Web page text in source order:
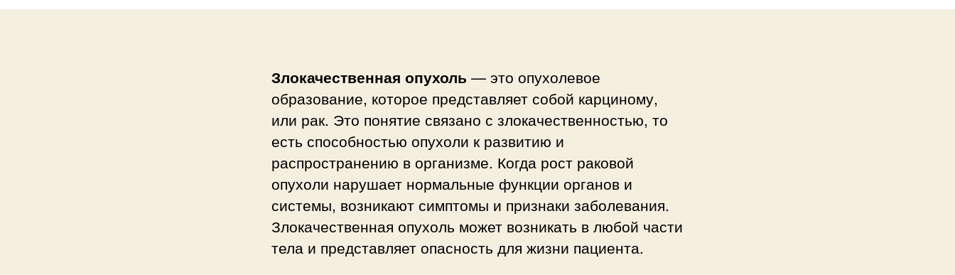
Злокачественная опухоль — это опухолевое
образование, которое представляет собой карциному,
или рак. Это понятие связано с злокачественностью, то
есть способностью опухоли к развитию и
распространению в организме. Когда рост раковой
опухоли нарушает нормальные функции органов и
системы, возникают симптомы и признаки заболевания.
Злокачественная опухоль может возникать в любой части
тела и представляет опасность для жизни пациента.